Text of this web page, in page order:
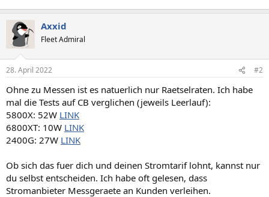
Axxid
Fleet Admiral
28. April 2022 #2
Ohne zu Messen ist es natuerlich nur Raetselraten. Ich habe
mal die Tests auf CB verglichen (jeweils Leerlauf):
5800X: 52W LINK
6800XT: 10W LINK
2400G: 27W LINK
Ob sich das fuer dich und deinen Stromtarif lohnt, kannst nur
du selbst entscheiden. Ich habe oft gelesen, dass
Stromanbieter Messgeraete an Kunden verleihen.